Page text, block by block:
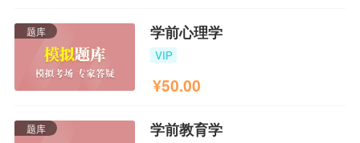
题库 学前心理学
VIP
¥50.00
题库 学前教育学